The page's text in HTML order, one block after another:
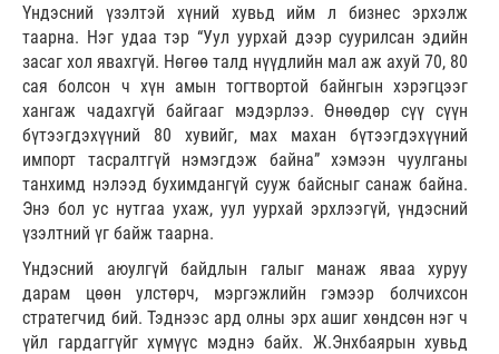
Үндэсний үзэлтэй хүний хувьд ийм л бизнес эрхэлж
таарна. Нэг удаа тэр “Уул уурхай дээр суурилсан эдийн
засаг хол явахгүй. Нөгөө талд нүүдлийн мал аж ахуй 70, 80
сая болсон ч хүн амын тогтвортой байнгын хэрэгцээг
хангаж чадахгүй байгааг мэдэрлээ. Өнөөдөр сүү сүүн
бүтээгдэхүүний 80 хувийг, мах махан бүтээгдэхүүний
импорт тасралтгүй нэмэгдэж байна” хэмээн чуулганы
танхимд нэлээд бухимдангүй сууж байсныг санаж байна.
Энэ бол ус нутгаа ухаж, уул уурхай эрхлээгүй, үндэсний
үзэлтний үг байж таарна.
Үндэсний аюулгүй байдлын галыг манаж яваа хуруу
дарам цөөн улстөрч, мэргэжлийн гэмээр болчихсон
стратегчид бий. Тэднээс ард олны эрх ашиг хөндсөн нэг ч
үйл гардаггүйг хүмүүс мэднэ байх. Ж.Энхбаярын хувьд